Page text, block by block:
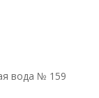
вода № 159